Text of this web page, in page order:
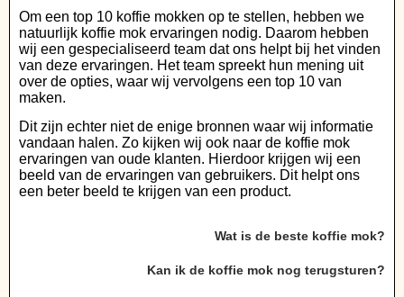
Om een top 10 koffie mokken op te stellen, hebben we
natuurlijk koffie mok ervaringen nodig. Daarom hebben
wij een gespecialiseerd team dat ons helpt bij het vinden
van deze ervaringen. Het team spreekt hun mening uit
over de opties, waar wij vervolgens een top 10 van
maken.
Dit zijn echter niet de enige bronnen waar wij informatie
vandaan halen. Zo kijken wij ook naar de koffie mok
ervaringen van oude klanten. Hierdoor krijgen wij een
beeld van de ervaringen van gebruikers. Dit helpt ons
een beter beeld te krijgen van een product.
Wat is de beste koffie mok?
Kan ik de koffie mok nog terugsturen?